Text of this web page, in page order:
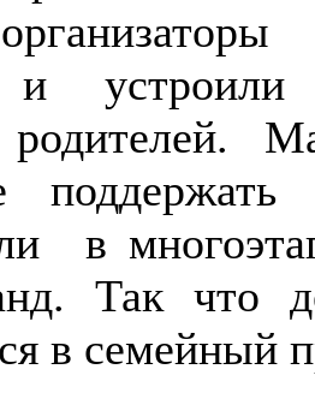
и
родителей.
поддержать
в
Так что
в семейный